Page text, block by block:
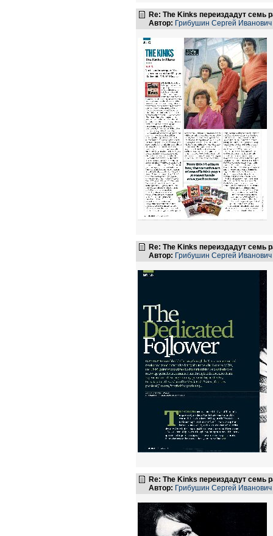
Re: The Kinks переиздадут семь
Автор: Грибушин Сергей Иванович
Re: The Kinks переиздадут семь
Автор: Грибушин Сергей Иванович
Re: The Kinks переиздадут семь
Автор: Грибушин Сергей Иванович